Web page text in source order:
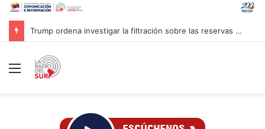
Trump ordena investigar la filtración sobre las reservas de municiones
Menú